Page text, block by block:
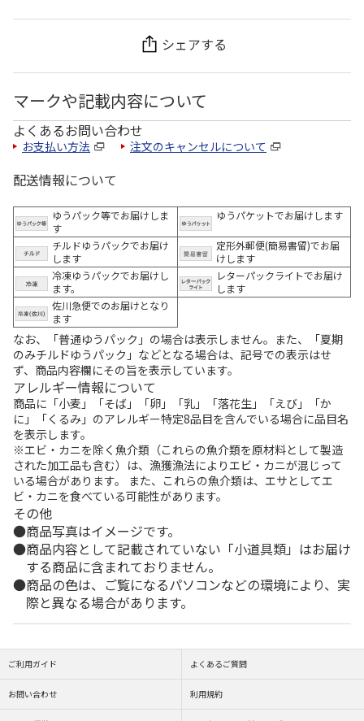
シェアする
マークや記載内容について
よくあるお問い合わせ
お支払い方法 注文のキャンセルについて
配送情報について
ゆうパック等でお届けしま
す
ゆうパケットでお届けします
チルドゆうパックでお届け
します
定形外郵便(簡易書留)でお届
けします
冷凍ゆうパックでお届けし
ます。
レターパックライトでお届け
します
佐川急便でのお届けとなり
ます
なお、「普通ゆうパック」の場合は表示しません。また、「夏期
のみチルドゆうパック」などとなる場合は、記号での表示はせ
ず、商品内容欄にその旨を表示しています。
アレルギー情報について
商品に「小麦」「そば」「卵」「乳」「落花生」「えび」「か
に」「くるみ」のアレルギー特定8品目を含んでいる場合に品目名
を表示します。
※エビ・カニを除く魚介類（これらの魚介類を原材料として製造
された加工品も含む）は、漁獲漁法によりエビ・カニが混じって
いる場合があります。 また、これらの魚介類は、エサとしてエ
ビ・カニを食べている可能性があります。
その他
商品写真はイメージです。
商品内容として記載されていない「小道具類」はお届け
する商品に含まれておりません。
商品の色は、ご覧になるパソコンなどの環境により、実
際と異なる場合があります。
ご利用ガイド よくあるご質問
お問い合わせ 利用規約